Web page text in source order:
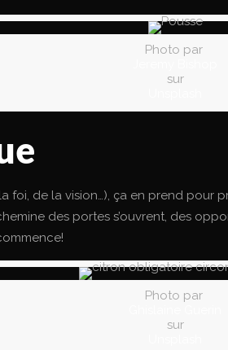
Photo par
sur
de la vision…), ça en prend pour
des portes s’ouvrent, des
Photo par
sur